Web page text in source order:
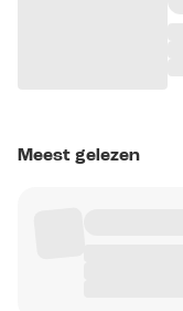
Meest gelezen